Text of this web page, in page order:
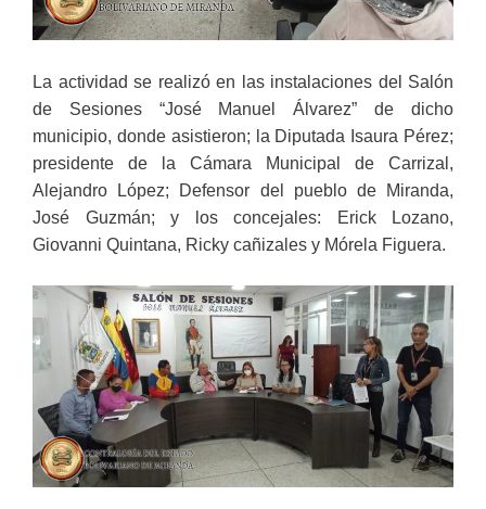
La actividad se realizó en las instalaciones del Salón
de Sesiones “José Manuel Álvarez” de dicho
municipio, donde asistieron; la Diputada Isaura Pérez;
presidente de la Cámara Municipal de Carrizal,
Alejandro López; Defensor del pueblo de Miranda,
José Guzmán; y los concejales: Erick Lozano,
Giovanni Quintana, Ricky cañizales y Mórela Figuera.